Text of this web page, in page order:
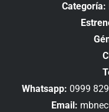
Categoría:
Whatsapp: 0999
Email: